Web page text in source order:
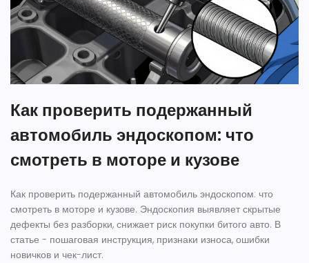
Как проверить подержанный
автомобиль эндоскопом: что
смотреть в моторе и кузове
Как проверить подержанный автомобиль эндоскопом: что
смотреть в моторе и кузове. Эндоскопия выявляет скрытые
дефекты без разборки, снижает риск покупки битого авто. В
статье - пошаговая инструкция, признаки износа, ошибки
новичков и чек-лист.